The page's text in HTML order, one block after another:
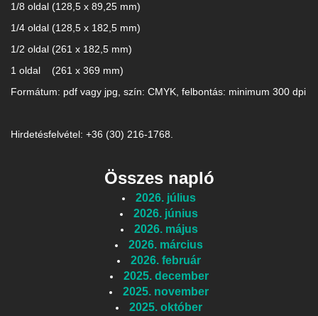
1/8 oldal (128,5 x 89,25 mm)
1/4 oldal (128,5 x 182,5 mm)
1/2 oldal (261 x 182,5 mm)
1 oldal (261 x 369 mm)
Formátum: pdf vagy jpg, szín: CMYK, felbontás: minimum 300 dpi
Hirdetésfelvétel: +36 (30) 216-1768.
Összes napló
2026. július
2026. június
2026. május
2026. március
2026. február
2025. december
2025. november
2025. október